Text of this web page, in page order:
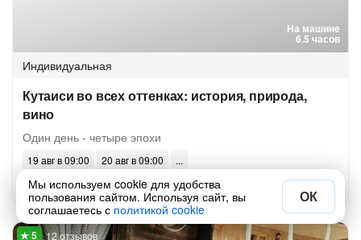
На машине
6.5 часов
Индивидуальная
Кутаиси во всех оттенках: история, природа,
вино
Один день - четыре эпохи
19 авг в 09:00
20 авг в 09:00
от€50за человека
12 отзывов
Мы используем cookie для удобства
пользования сайтом. Используя сайт, вы
соглашаетесь с политикой cookie
ОК